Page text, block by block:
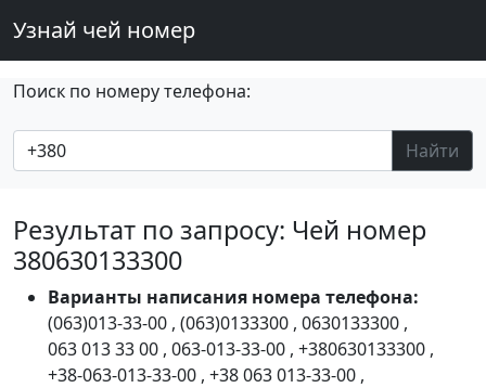
Узнай чей номер
Поиск по номеру телефона:
Найти
Результат по запросу: Чей номер
380630133300
Варианты написания номера телефона:
(063)013-33-00 , (063)0133300 , 0630133300 ,
063 013 33 00 , 063-013-33-00 , +380630133300 ,
+38-063-013-33-00 , +38 063 013-33-00 ,